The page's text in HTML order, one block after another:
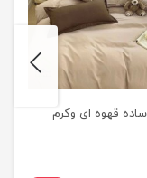
قهوه ای وکرم